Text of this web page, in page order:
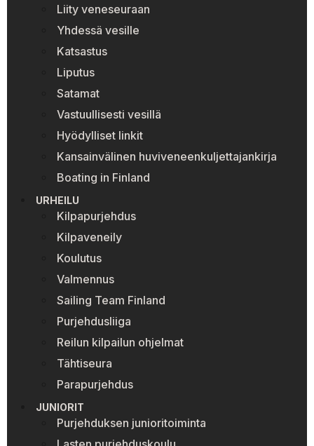
Liity veneseuraan
Yhdessä vesille
Katsastus
Liputus
Satamat
Vastuullisesti vesillä
Hyödylliset linkit
Kansainvälinen huviveneenkuljettajankirja
Boating in Finland
URHEILU
Kilpapurjehdus
Kilpaveneily
Koulutus
Valmennus
Sailing Team Finland
Purjehdusliiga
Reilun kilpailun ohjelmat
Tähtiseura
Parapurjehdus
JUNIORIT
Purjehduksen junioritoiminta